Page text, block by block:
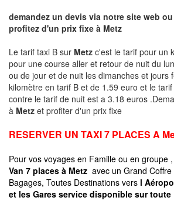
demandez un devis via notre site web
profitez d'un prix fixe à Metz
Le tarif taxi B sur Metz c'est le tarif pour un
pour une course aller et retour de nuit du
ou de jour et de nuit les dimanches et jours
kilomètre en tarif B et de 1.59 euro et le
contre le tarif de nuit est a 3.18 euros
à Metz et profiter d'un prix fixe
RESERVER UN TAXI 7 PLACES A
Pour vos voyages en Famille ou en groupe ,
Van 7 places à Metz avec un Grand
Bagages, Toutes Destinations vers l
et les Gares service disponible sur toute